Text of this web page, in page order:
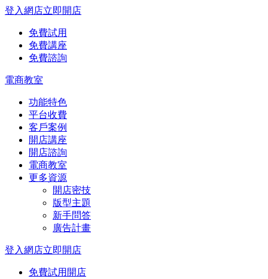
登入網店立即開店
免費試用
免費講座
免費諮詢
電商教室
功能特色
平台收費
客戶案例
開店講座
開店諮詢
電商教室
更多資源
開店密技
版型主題
新手問答
廣告計畫
登入網店立即開店
免費試用開店